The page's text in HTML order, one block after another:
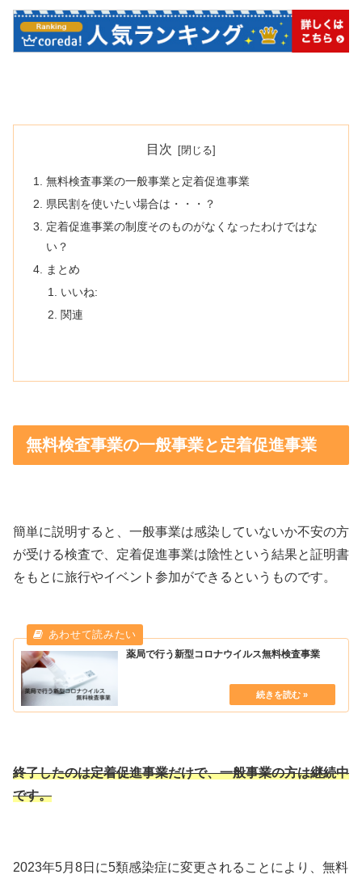
目次
無料検査事業の一般事業と定着促進事業
県民割を使いたい場合は・・・？
定着促進事業の制度そのものがなくなったわけではな
い？
まとめ
いいね:
関連
無料検査事業の一般事業と定着促進事業
簡単に説明すると、一般事業は感染していないか不安の方
が受ける検査で、定着促進事業は陰性という結果と証明書
をもとに旅行やイベント参加ができるというものです。
薬局で行う新型コロナウイルス無料検査事業
終了したのは定着促進事業だけで、一般事業の方は継続中
です。
2023年5月8日に5類感染症に変更されることにより、無料